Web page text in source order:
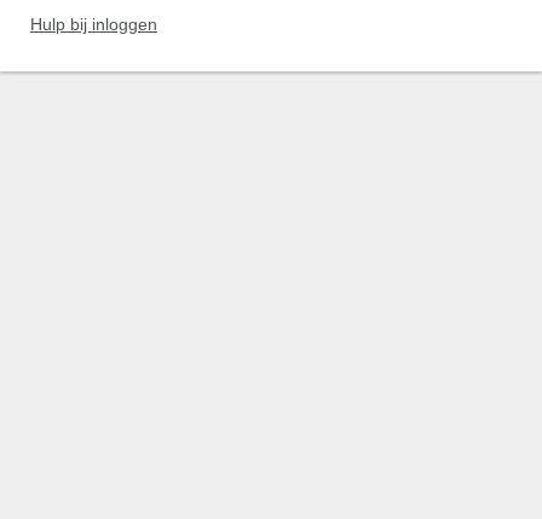
Hulp bij inloggen